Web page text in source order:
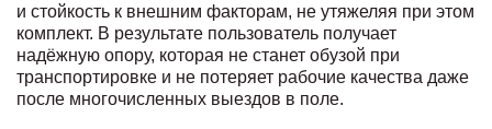
и стойкость к внешним факторам, не утяжеляя при этом
комплект. В результате пользователь получает
надёжную опору, которая не станет обузой при
транспортировке и не потеряет рабочие качества даже
после многочисленных выездов в поле.